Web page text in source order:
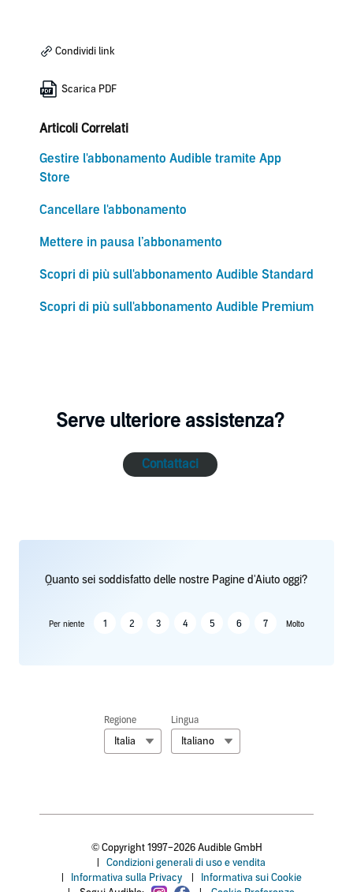
Condividi link
Scarica PDF
Articoli Correlati
Gestire l'abbonamento Audible tramite App
Store
Cancellare l'abbonamento
Mettere in pausa l’abbonamento
Scopri di più sull'abbonamento Audible Standard
Scopri di più sull'abbonamento Audible Premium
Serve ulteriore assistenza?
Contattaci
Quanto sei soddisfatto delle nostre Pagine d'Aiuto oggi?
Per niente 1 2 3 4 5 6 7 Molto
Regione
Italia
Lingua
Italiano
© Copyright 1997–2026 Audible GmbH
Condizioni generali di uso e vendita
Informativa sulla Privacy|
Informativa sui Cookie